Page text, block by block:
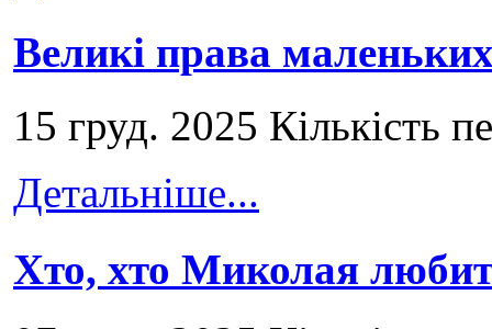
Великі права маленьких
15 груд. 2025 Кількість
Детальніше...
Хто, хто Миколая